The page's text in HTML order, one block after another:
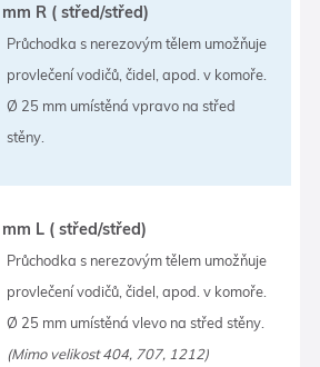
R ( střed/střed)
Průchodka s nerezovým tělem umožňuje
provlečení vodičů, čidel, apod. v komoře.
Ø 25 mm umístěná vpravo na střed
stěny.
L ( střed/střed)
Průchodka s nerezovým tělem umožňuje
provlečení vodičů, čidel, apod. v komoře.
Ø 25 mm umístěná vlevo na střed stěny.
(Mimo velikost 404, 707, 1212)